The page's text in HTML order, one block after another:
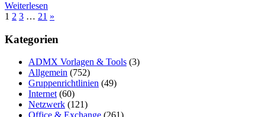
Weiterlesen
Seitennummerierung
der
Beiträge
1 2 3 … 21 Nächste
»
Kategorien
ADMX Vorlagen & Tools (3)
Allgemein (752)
Gruppenrichtlinien (49)
Internet(60)
Netzwerk (121)